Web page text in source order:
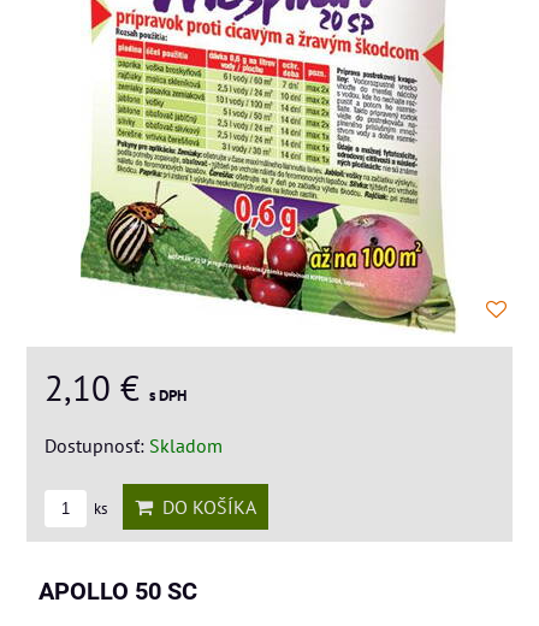
2,10 € s DPH
Dostupnosť: Skladom
ks DO KOŠÍKA
APOLLO 50 SC